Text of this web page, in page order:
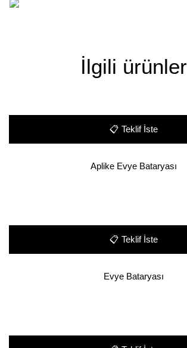
İlgili ürünler
📋 Teklif İste
Aplike Evye Bataryası
📋 Teklif İste
Evye Bataryası